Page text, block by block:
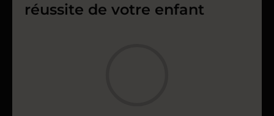
réussite de votre enfant